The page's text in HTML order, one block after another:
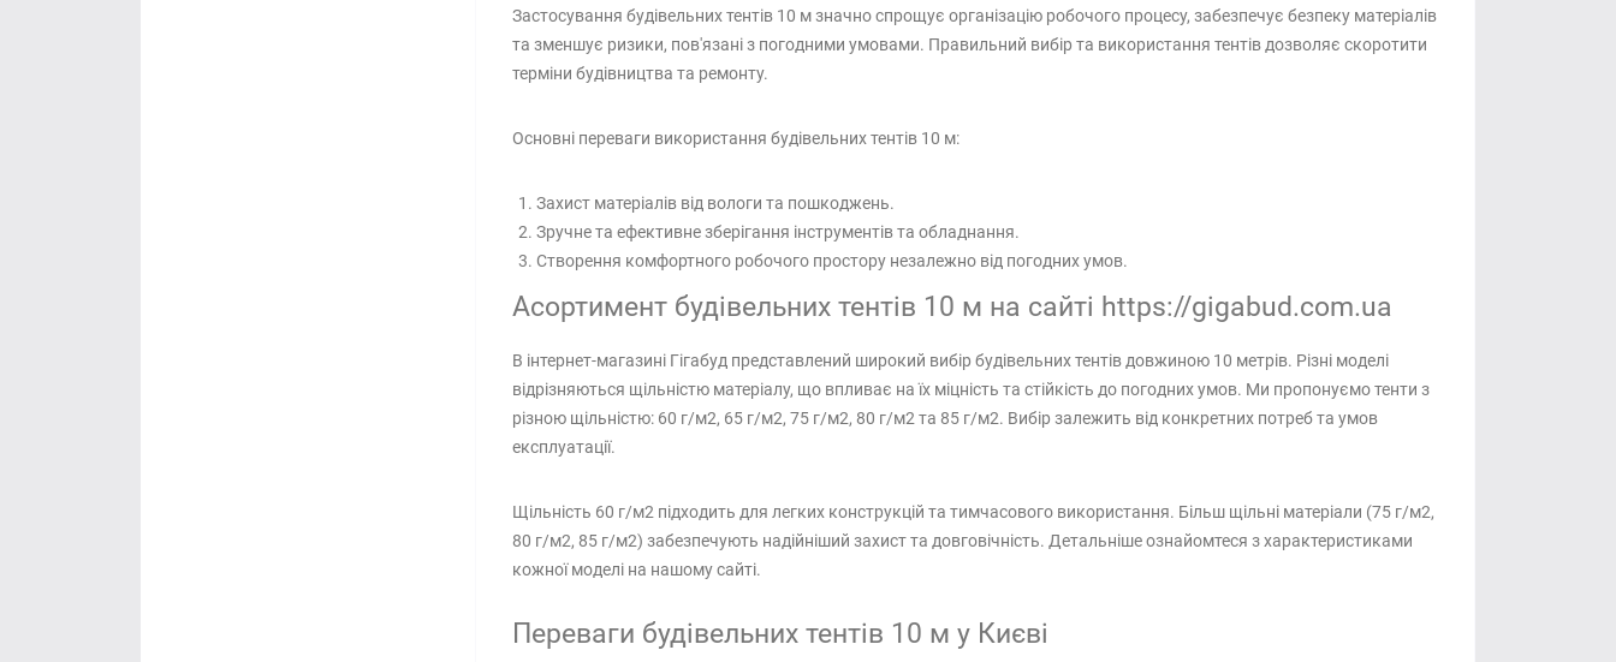
Застосування будівельних тентів 10 м значно спрощує організацію робочого процесу, забезпечує безпеку матеріалів
та зменшує ризики, пов'язані з погодними умовами. Правильний вибір та використання тентів дозволяє скоротити
терміни будівництва та ремонту.
Основні переваги використання будівельних тентів 10 м:
Захист матеріалів від вологи та пошкоджень.
Зручне та ефективне зберігання інструментів та обладнання.
Створення комфортного робочого простору незалежно від погодних умов.
Асортимент будівельних тентів 10 м на сайті https://gigabud.com.ua
В інтернет-магазині Гігабуд представлений широкий вибір будівельних тентів довжиною 10 метрів. Різні моделі
відрізняються щільністю матеріалу, що впливає на їх міцність та стійкість до погодних умов. Ми пропонуємо тенти з
різною щільністю: 60 г/м2, 65 г/м2, 75 г/м2, 80 г/м2 та 85 г/м2. Вибір залежить від конкретних потреб та умов
експлуатації.
Щільність 60 г/м2 підходить для легких конструкцій та тимчасового використання. Більш щільні матеріали (75 г/м2,
80 г/м2, 85 г/м2) забезпечують надійніший захист та довговічність. Детальніше ознайомтеся з характеристиками
кожної моделі на нашому сайті.
Переваги будівельних тентів 10 м у Києві